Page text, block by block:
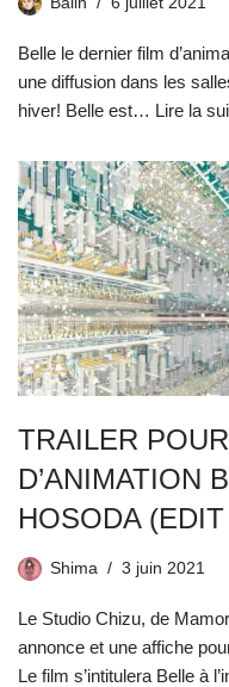
Belle le dernier film
une diffusion dans les
hiver! Belle est… Lire la
TRAILER
D’ANIMATION
HOSODA
Shima 3 juin 2021
Le Studio Chizu, de
annonce et une affiche
Le film s’intitulera Belle à